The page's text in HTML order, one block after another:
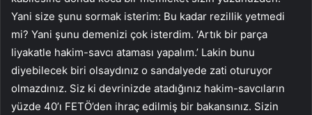
Yani size şunu sormak isterim: Bu kadar rezillik yetmedi
mi? Yani şunu demenizi çok isterdim. ‘Artık bir parça
liyakatle hakim-savcı ataması yapalım.’ Lakin bunu
diyebilecek biri olsaydınız o sandalyede zati oturuyor
olmazdınız. Siz ki devrinizde atadığınız hakim-savcıların
yüzde 40’ı FETÖ’den ihraç edilmiş bir bakansınız. Sizin